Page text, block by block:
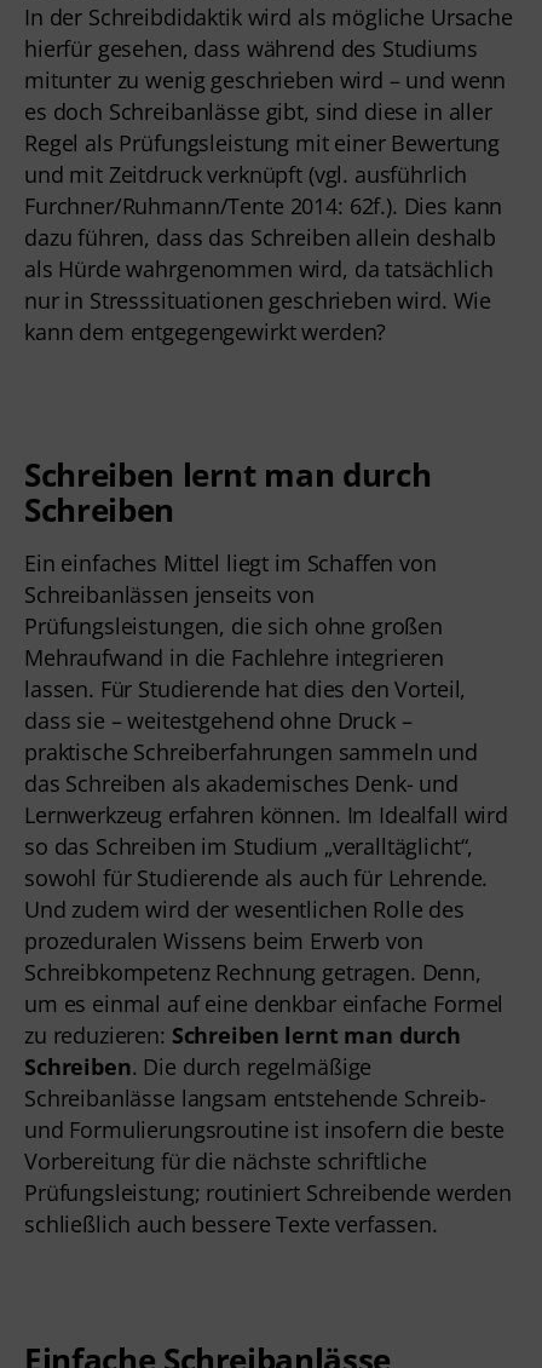
In der Schreibdidaktik wird als mögliche Ursache
hierfür gesehen, dass während des Studiums
mitunter zu wenig geschrieben wird – und wenn
es doch Schreibanlässe gibt, sind diese in aller
Regel als Prüfungsleistung mit einer Bewertung
und mit Zeitdruck verknüpft (vgl. ausführlich
Furchner/Ruhmann/Tente 2014: 62f.). Dies kann
dazu führen, dass das Schreiben allein deshalb
als Hürde wahrgenommen wird, da tatsächlich
nur in Stresssituationen geschrieben wird. Wie
kann dem entgegengewirkt werden?
Schreiben lernt man durch
Schreiben
Ein einfaches Mittel liegt im Schaffen von
Schreibanlässen jenseits von
Prüfungsleistungen, die sich ohne großen
Mehraufwand in die Fachlehre integrieren
lassen. Für Studierende hat dies den Vorteil,
dass sie – weitestgehend ohne Druck –
praktische Schreiberfahrungen sammeln und
das Schreiben als akademisches Denk- und
Lernwerkzeug erfahren können. Im Idealfall wird
so das Schreiben im Studium „veralltäglicht“,
sowohl für Studierende als auch für Lehrende.
Und zudem wird der wesentlichen Rolle des
prozeduralen Wissens beim Erwerb von
Schreibkompetenz Rechnung getragen. Denn,
um es einmal auf eine denkbar einfache Formel
zu reduzieren: Schreiben lernt man durch
Schreiben. Die durch regelmäßige
Schreibanlässe langsam entstehende Schreib-
und Formulierungsroutine ist insofern die beste
Vorbereitung für die nächste schriftliche
Prüfungsleistung; routiniert Schreibende werden
schließlich auch bessere Texte verfassen.